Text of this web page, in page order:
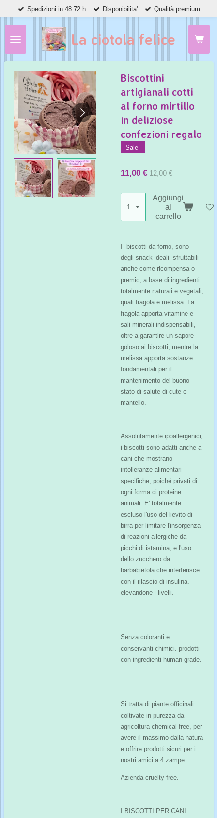
principale
La ciotola felice
Spedizioni in 48 72 h Disponibilita' Qualità premium
Biscottini
artigianali cotti
al forno mirtillo
in deliziose
confezioni regalo
Sale!
11,00 € 12,00 €
Aggiungi
al
carrello
I biscotti da forno, sono
degli snack ideali, sfruttabili
anche come ricompensa o
premio, a base di ingredienti
totalmente naturali e vegetali,
quali fragola e melissa. La
fragola apporta vitamine e
sali minerali indispensabili,
oltre a garantire un sapore
goloso ai biscotti, mentre la
melissa apporta sostanze
fondamentali per il
mantenimento del buono
stato di salute di cute e
mantello.
Assolutamente ipoallergenici,
i biscotti sono adatti anche a
cani che mostrano
intolleranze alimentari
specifiche, poiché privati di
ogni forma di proteine
animali. E' totalmente
escluso l'uso del lievito di
birra per limitare l'insorgenza
di reazioni allergiche da
picchi di istamina, e l'uso
dello zucchero da
barbabietola che interferisce
con il rilascio di insulina,
elevandone i livelli.
Senza coloranti e
conservanti chimici, prodotti
con ingredienti human grade.
Si tratta di piante officinali
coltivate in purezza da
agricoltura chemical free, per
avere il massimo dalla natura
e offrire prodotti sicuri per i
nostri amici a 4 zampe.
Azienda cruelty free.
I BISCOTTI PER CANI